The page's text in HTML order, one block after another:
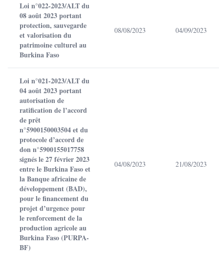
Loi n°022-2023/ALT du
08 août 2023 portant
protection, sauvegarde
et valorisation du
patrimoine culturel au
Burkina Faso
08/08/2023 04/09/2023
Loi n°021-2023/ALT du
04 août 2023 portant
autorisation de
ratification de l’accord
de prêt
n°5900150003504 et du
protocole d’accord de
don n°5900155017758
signés le 27 février 2023
entre le Burkina Faso et
la Banque africaine de
développement (BAD),
pour le financement du
projet d’urgence pour
le renforcement de la
production agricole au
Burkina Faso (PURPA-
BF)
04/08/2023 21/08/2023